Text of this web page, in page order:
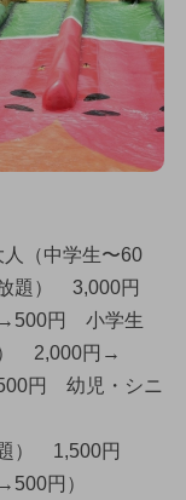
人（中学生〜60
題） 3,000円
→500円 小学生
） 2,000円→
円 幼児・シニ
） 1,500円
円）